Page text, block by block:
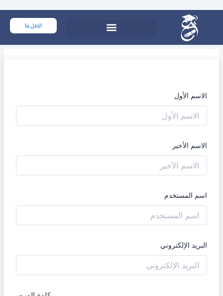
المحتوى
اتصل بنا
الاسم الأول
الاسم الأخير
اسم المستخدم
البريد الإلكتروني